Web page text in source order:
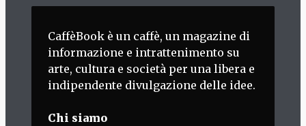
CaffèBook è un caffè, un magazine di
informazione e intrattenimento su
arte, cultura e società per una libera e
indipendente divulgazione delle idee.
Chi siamo